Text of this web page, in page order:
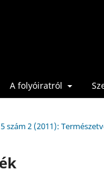
A folyóiratról
5 szám 2 (2011):